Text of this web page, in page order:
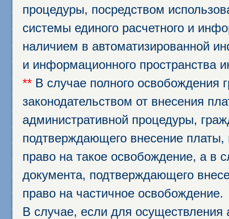
процедуры, посредством
системы единого расчетного и
наличием в автоматизированной
и информационного пространства
** В случае полного освобождения
законодательством от внесения
административной процедуры,
подтверждающего внесение
право на такое освобождение, а в
документа, подтверждающего
право на частичное освобождение.
В случае, если для осуществления